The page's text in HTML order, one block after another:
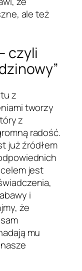
ale też
czyli
z
tworzy
z
radość.
już źródłem
jest
i
że
mu